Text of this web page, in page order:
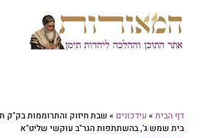
דף הבית » עידכונים » שבת חיזוק והתרוממות בק"ק
בית שמש ג', ‏בהשתתפות הגר"ב עוקשי שליט"א ‏